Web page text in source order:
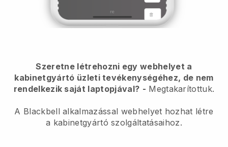
Szeretne létrehozni egy webhelyet a
kabinetgyártó üzleti tevékenységéhez, de nem
rendelkezik saját laptopjával? - Megtakarítottuk.
A Blackbell alkalmazással webhelyet hozhat létre
a kabinetgyártó szolgáltatásaihoz.